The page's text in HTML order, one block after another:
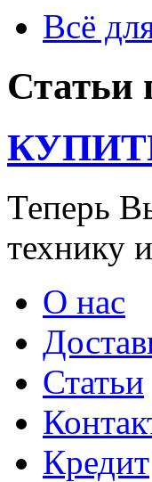
Всё
Статьи
Теперь
технику
О нас
Статьи
Кредит